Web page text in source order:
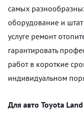
самых
оборудование и
услуге ремонт
гарантировать
работ в короткие
индивидуальном
Для авто Toyota